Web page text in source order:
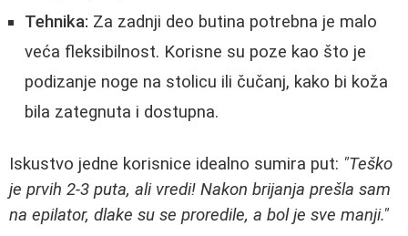
Tehnika: Za zadnji deo butina potrebna je malo
veća fleksibilnost. Korisne su poze kao što je
podizanje noge na stolicu ili čučanj, kako bi koža
bila zategnuta i dostupna.
Iskustvo jedne korisnice idealno sumira put: "Teško
je prvih 2-3 puta, ali vredi! Nakon brijanja prešla sam
na epilator, dlake su se proredile, a bol je sve manji."